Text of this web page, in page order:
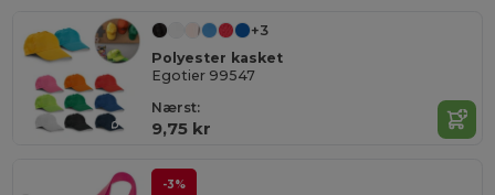
+3
Polyester kasket
Egotier 99547
Nærst:
9,75 kr
-3%